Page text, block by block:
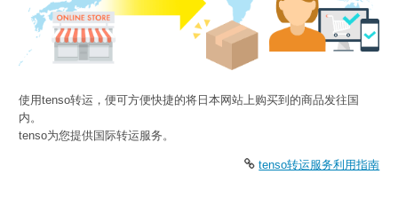
使用tenso转运，便可方便快捷的将日本网站上购买到的商品发往国
内。
tenso为您提供国际转运服务。
tenso转运服务利用指南